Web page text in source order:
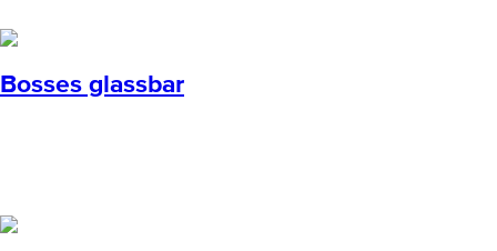
Bosses glassbar